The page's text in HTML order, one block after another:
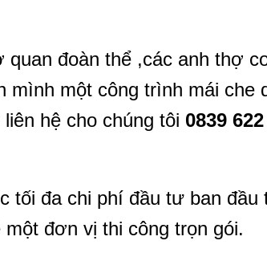
quan đoàn thể ,các anh thợ
mình một công trình mái che
hệ cho chúng tôi 0839 622
tối đa chi phí đầu tư ban đầu
đơn vị thi công trọn gói.